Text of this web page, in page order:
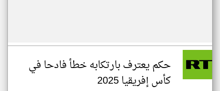
حكم يعترف بارتكابه خطأ فادحا في
كأس إفريقيا 2025